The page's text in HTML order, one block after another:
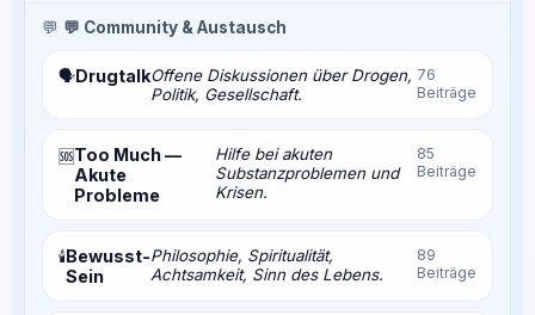
💬 💬 Community & Austausch
🗣️DrugtalkOffene Diskussionen über Drogen,
Politik, Gesellschaft.
76
Beiträge
🆘Too Much —
Akute
Probleme
Hilfe bei akuten
Substanzproblemen und
Krisen.
85
Beiträge
🕯️Bewusst-
Sein
Philosophie, Spiritualität,
Achtsamkeit, Sinn des Lebens.
89
Beiträge